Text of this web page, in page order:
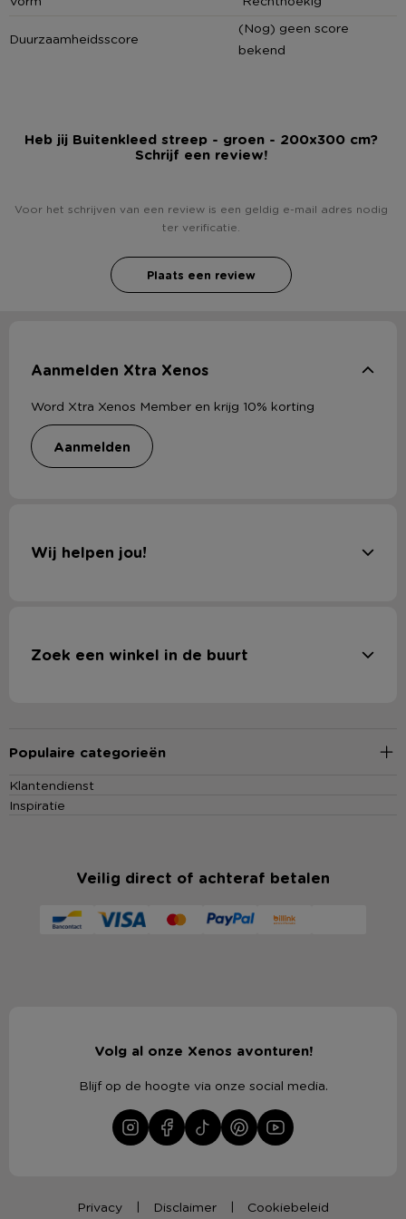
Xenos B.V, Schutweg 8, 5145NP Waalwijk, Nederland
Duurzaamheidsscore
(Nog) geen score
bekend
Heb jij Buitenkleed streep - groen - 200x300 cm?
Schrijf een review!
Voor het schrijven van een review is een geldig e-mail adres nodig
ter verificatie.
Plaats een review
Aanmelden Xtra Xenos
Word Xtra Xenos Member en krijg 10% korting
aanmelden
Wij helpen jou!
Zoek een winkel in de buurt
Populaire categorieën
Klantendienst
Inspiratie
Veilig direct of achteraf betalen
Volg al onze Xenos avonturen!
Blijf op de hoogte via onze social media.
Privacy Disclaimer Cookiebeleid